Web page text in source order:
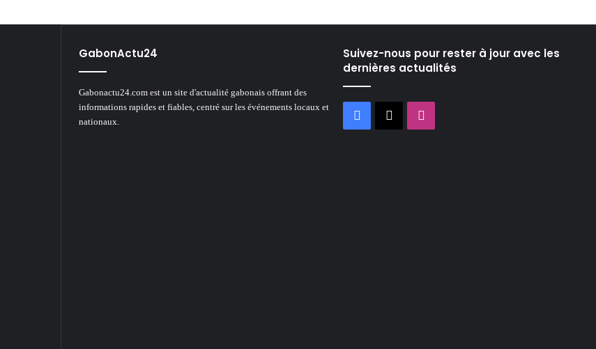
GabonActu24
Gabonactu24.com est un site d'actualité gabonais offrant des
informations rapides et fiables, centré sur les événements locaux et
nationaux.
Suivez-nous pour rester à jour avec les
dernières actualités
Facebook
X